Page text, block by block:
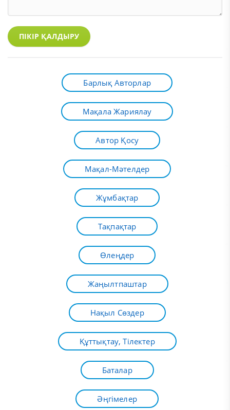
ПІКІР ҚАЛДЫРУ
Барлық Авторлар
Мақала Жариялау
Автор Қосу
Мақал-Мәтелдер
Жұмбақтар
Тақпақтар
Өлеңдер
Жаңылтпаштар
Нақыл Сөздер
Құттықтау, Тілектер
Баталар
Әңгімелер